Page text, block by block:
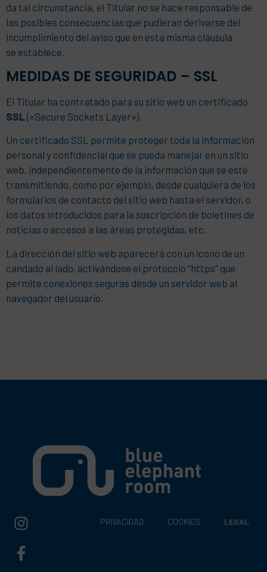
da tal circunstancia, el Titular no se hace responsable de
las posibles consecuencias que pudieran derivarse del
incumplimiento del aviso que en esta misma cláusula
se establece.
MEDIDAS DE SEGURIDAD – SSL
El Titular ha contratado para su sitio web un certificado
SSL(«Secure Sockets Layer»).
Un certificado SSL permite proteger toda la información
personal y confidencial que se pueda manejar en un sitio
web, independientemente de la información que se esté
transmitiendo, como por ejemplo, desde cualquiera de los
formularios de contacto del sitio web hasta el servidor, o
los datos introducidos para la suscripción de boletines de
noticias o accesos a las áreas protegidas, etc.
La dirección del sitio web aparecerá con un icono de un
candado al lado, activándose el protocolo “https” que
permite conexiones seguras desde un servidor web al
navegador del usuario.
PRIVACIDAD COOKIES LEGAL